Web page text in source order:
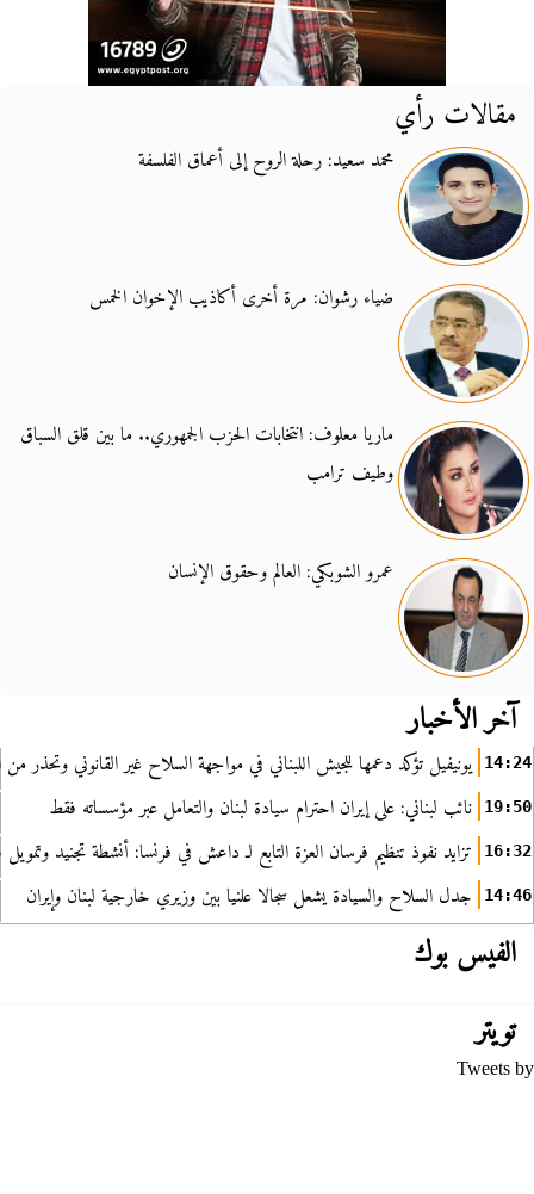
مقالات رأي
محمد سعيد: رحلة الروح إلى أعماق الفلسفة
ضياء رشوان: مرة أخرى أكاذيب الإخوان الخمس
ماريا معلوف: انتخابات الحزب الجمهوري.. ما بين قلق السباق
وطيف ترامب
عمرو الشوبكي: العالم وحقوق الإنسان
آخر الأخبار
14:24 يونيفيل تؤكد دعمها للجيش اللبناني في مواجهة السلاح غير القانوني وتحذر من
19:50 نائب لبناني: على إيران احترام سيادة لبنان والتعامل عبر مؤسساته فقط
16:32 تزايد نفوذ تنظيم فرسان العزة التابع لـ داعش في فرنسا: أنشطة تجنيد
14:46 جدل السلاح والسيادة يشعل سجالا علنيا بين وزيري خارجية لبنان وإيران
الفيس بوك
تويتر
Tweets by